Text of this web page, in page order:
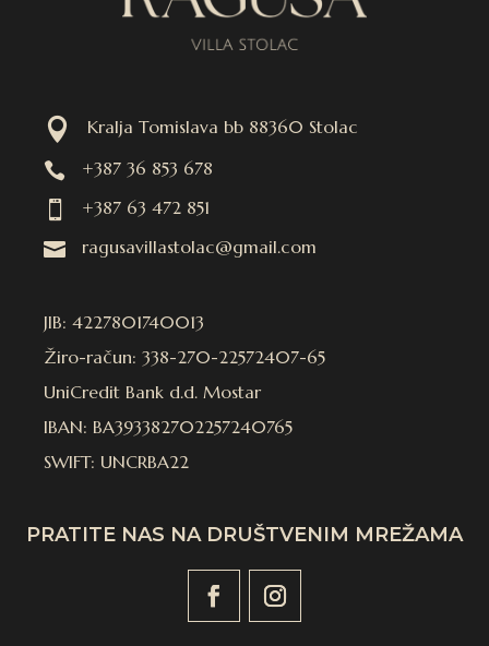

Kralja Tomislava bb 88360 Stolac

+387 36 853 678

+387 63 472 851

ragusavillastolac@gmail.com
JIB: 4227801740013
Žiro-račun: 338-270-22572407-65
UniCredit Bank d.d. Mostar
IBAN: BA393382702257240765
SWIFT: UNCRBA22
PRATITE NAS NA DRUŠTVENIM MREŽAMA